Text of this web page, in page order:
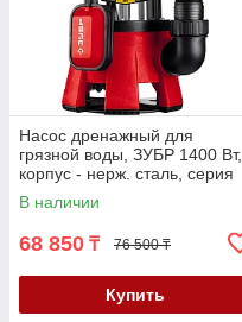
Насос дренажный для
грязной воды, ЗУБР 1400 Вт,
корпус - нерж. сталь, серия
"Мастер" (НПГ-М3-1400-С)
В наличии
68 850 ₸ 76 500 ₸
Купить